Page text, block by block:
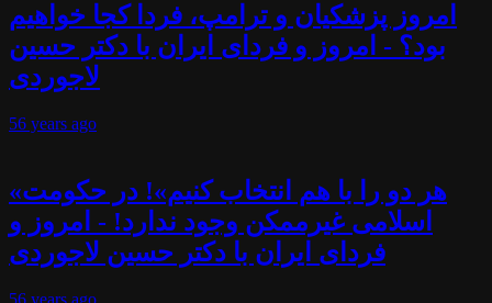
امروز پزشکیان و ترامپ، فردا کجا خواهیم
بود؟ - امروز و فردای ایران با دکتر حسین
لاجوردی
56 years ago
«هر دو را با هم انتخاب کنیم»! در حکومت
اسلامی غیرممکن وجود ندارد! - امروز و
فردای ایران با دکتر حسین لاجوردی
56 years ago